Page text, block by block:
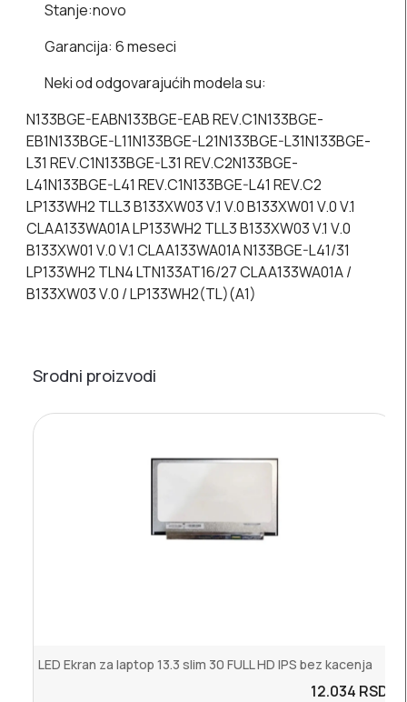
Stanje:novo
Garancija: 6 meseci
Neki od odgovarajućih modela su:
N133BGE-EABN133BGE-EAB REV.C1N133BGE-
EB1N133BGE-L11N133BGE-L21N133BGE-L31N133BGE-
L31 REV.C1N133BGE-L31 REV.C2N133BGE-
L41N133BGE-L41 REV.C1N133BGE-L41 REV.C2
LP133WH2 TLL3 B133XW03 V.1 V.0 B133XW01 V.0 V.1
CLAA133WA01A LP133WH2 TLL3 B133XW03 V.1 V.0
B133XW01 V.0 V.1 CLAA133WA01A N133BGE-L41/31
LP133WH2 TLN4 LTN133AT16/27 CLAA133WA01A /
B133XW03 V.0 / LP133WH2(TL)(A1)
Srodni proizvodi
LED Ekran za laptop 13.3 slim 30 FULL HD IPS bez kacenja
12.034 RSD.